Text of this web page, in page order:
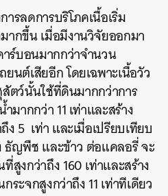
ารลดการบริโภคเนื้อเริ่ม
ากขึ้นเมื่อมีงานวิจัยออกมา
ร์บอนมากกว่าจำนวน
ยนต์เสียอีกโดยเฉพาะเนื้อวัว
สัตว์นั้นใช้ที่ดินมากกว่าการ
ำมากกว่า11เท่าและสร้าง
ง5 เท่าและเมื่อเปรียบเทียบ
ธัญพืชและข้าว ต่อแคลอรี่จะ
ที่สูงกว่าถึง160เท่าและสร้าง
ระจกสูงกว่าถึง11เท่าทีเดียว